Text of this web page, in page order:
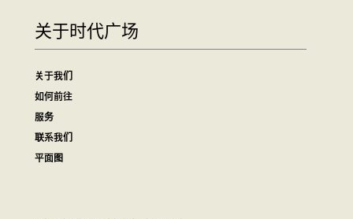
关于时代广场
关于我们
如何前往
服务
联系我们
平面图